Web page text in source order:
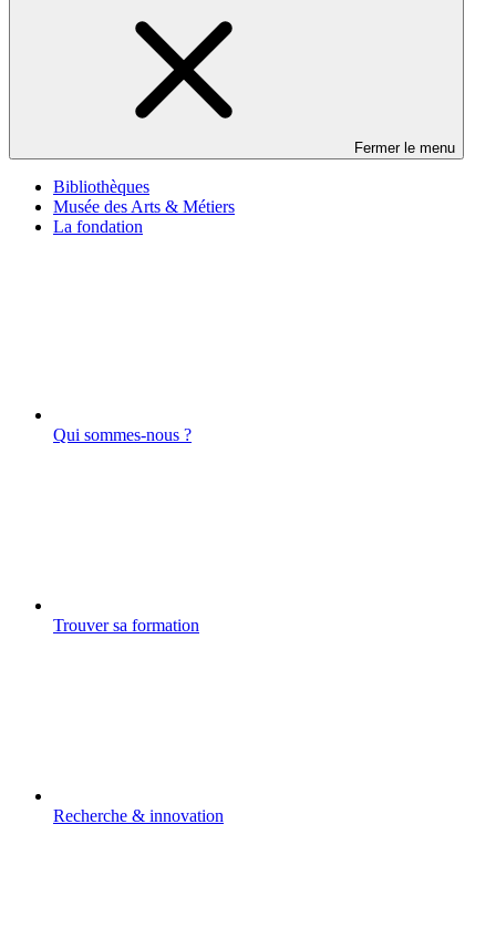
Fermer le menu
Bibliothèques
Musée des Arts & Métiers
La fondation
Qui sommes-nous ?
Trouver sa formation
Recherche & innovation